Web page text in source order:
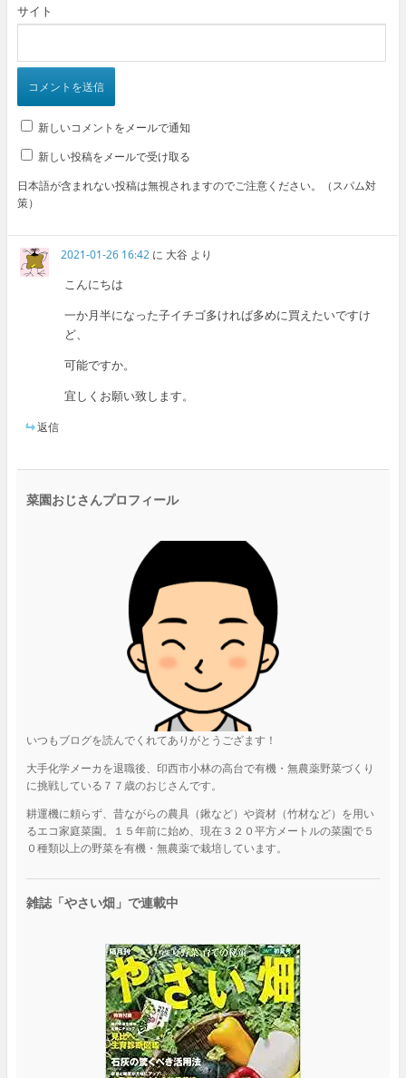
サイト
新しいコメントをメールで通知
新しい投稿をメールで受け取る
日本語が含まれない投稿は無視されますのでご注意ください。（スパム対
策）
2021-01-26 16:42 に 大谷 より
こんにちは
一か月半になった子イチゴ多ければ多めに買えたいですけ
ど、
可能ですか。
宜しくお願い致します。
返信
菜園おじさんプロフィール
いつもブログを読んでくれてありがとうござます！
大手化学メーカを退職後、印西市小林の高台で有機・無農薬野菜づくり
に挑戦している７７歳のおじさんです。
耕運機に頼らず、昔ながらの農具（鍬など）や資材（竹材など）を用い
るエコ家庭菜園。１５年前に始め、現在３２０平方メートルの菜園で５
０種類以上の野菜を有機・無農薬で栽培しています。
雑誌「やさい畑」で連載中